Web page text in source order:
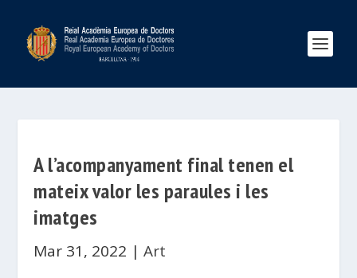
A l’acompanyament final tenen el
mateix valor les paraules i les
imatges
Mar 31, 2022 |Art